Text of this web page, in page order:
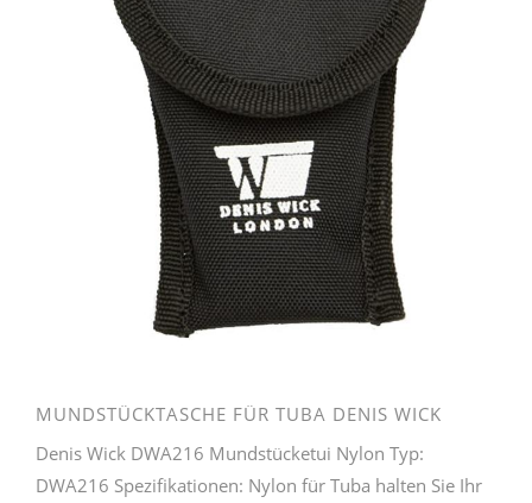
MUNDSTÜCKTASCHE FÜR TUBA DENIS WICK
Denis Wick DWA216 Mundstücketui Nylon Typ:
DWA216 Spezifikationen: Nylon für Tuba halten Sie Ihr